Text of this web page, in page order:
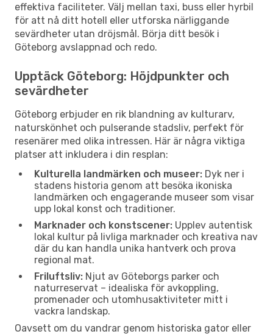
effektiva faciliteter. Välj mellan taxi, buss eller hyrbil
för att nå ditt hotell eller utforska närliggande
sevärdheter utan dröjsmål. Börja ditt besök i
Göteborg avslappnad och redo.
Upptäck Göteborg: Höjdpunkter och
sevärdheter
Göteborg erbjuder en rik blandning av kulturarv,
naturskönhet och pulserande stadsliv, perfekt för
resenärer med olika intressen. Här är några viktiga
platser att inkludera i din resplan:
Kulturella landmärken och museer: Dyk ner i
stadens historia genom att besöka ikoniska
landmärken och engagerande museer som visar
upp lokal konst och traditioner.
Marknader och konstscener: Upplev autentisk
lokal kultur på livliga marknader och kreativa nav
där du kan handla unika hantverk och prova
regional mat.
Friluftsliv: Njut av Göteborgs parker och
naturreservat – idealiska för avkoppling,
promenader och utomhusaktiviteter mitt i
vackra landskap.
Oavsett om du vandrar genom historiska gator eller